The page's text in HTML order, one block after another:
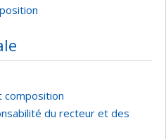
composition
du recteur et des